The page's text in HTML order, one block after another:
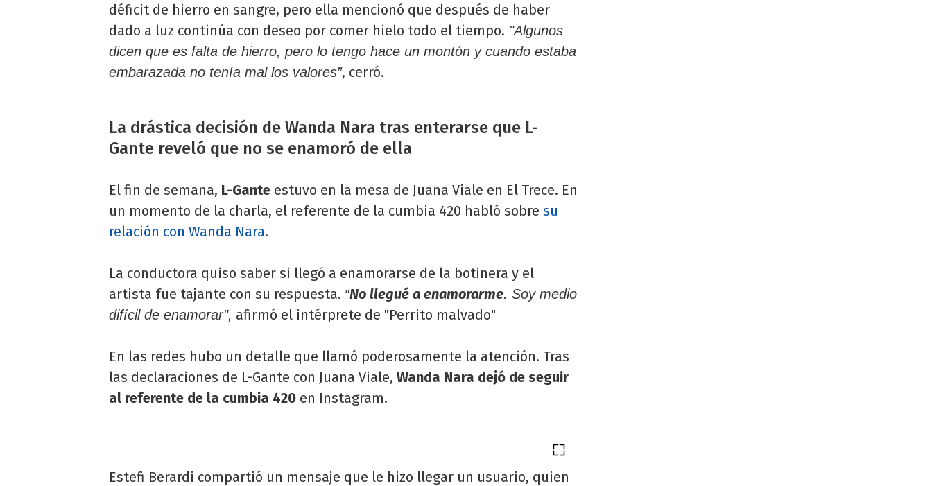
déficit de hierro en sangre, pero ella mencionó que después de haber
dado a luz continúa con deseo por comer hielo todo el tiempo. "Algunos
dicen que es falta de hierro, pero lo tengo hace un montón y cuando estaba
embarazada no tenía mal los valores”, cerró.
La drástica decisión de Wanda Nara tras enterarse que L-
Gante reveló que no se enamoró de ella
El fin de semana, L-Gante estuvo en la mesa de Juana Viale en El Trece. En
un momento de la charla, el referente de la cumbia 420 habló sobre su
relación con Wanda Nara.
La conductora quiso saber si llegó a enamorarse de la botinera y el
artista fue tajante con su respuesta. “No llegué a enamorarme. Soy medio
difícil de enamorar", afirmó el intérprete de "Perrito malvado"
En las redes hubo un detalle que llamó poderosamente la atención. Tras
las declaraciones de L-Gante con Juana Viale, Wanda Nara dejó de seguir
al referente de la cumbia 420 en Instagram.
Estefi Berardi compartió un mensaje que le hizo llegar un usuario, quien